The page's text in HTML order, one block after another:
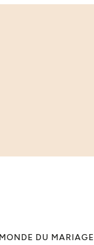
DU MARIAGE